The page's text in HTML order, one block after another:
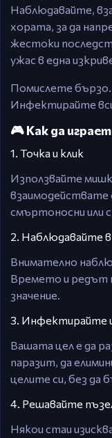
Наблюдавайте,
хората, за да
жестоки
ужас в една
Помислете
Инфектирайте
🎮 Как да
1. Точка и клик
Използвайте
взаимодействате
смъртоносни или
2. Наблюдавайте
Внимателно
Времето и редът
значение.
3. Инфектирайте
Вашата цел е да
паразит, да
целите си, без да
4. Решавайте
Някои стаи